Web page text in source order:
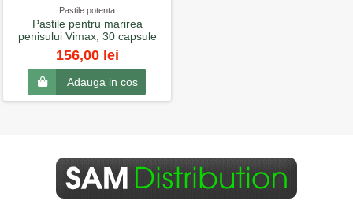
Pastile potenta
Pastile pentru marirea
penisului Vimax, 30 capsule
156,00 lei
Adauga in cos